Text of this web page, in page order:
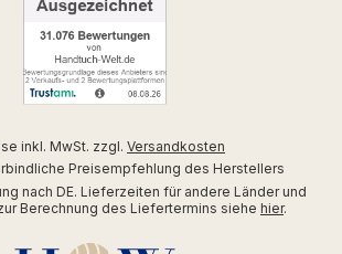
inkl. MwSt. zzgl. Versandkosten
Preisempfehlung des Herstellers
nach DE. Lieferzeiten für andere Länder und
Berechnung des Liefertermins siehe hier.